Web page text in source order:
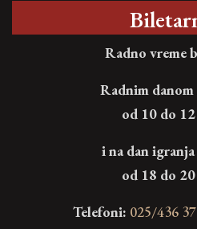
Radno vreme
Radnim
od 10 do 12
i na dan
od 18 do 20
Telefoni: 025/436